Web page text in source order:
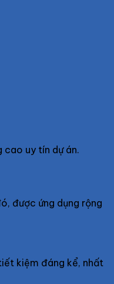
uy tín dự án.
được ứng dụng rộng
kiệm đáng kể, nhất